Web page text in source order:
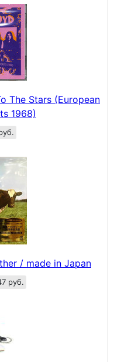
The Stars (European
1968)
/ made in Japan
руб.